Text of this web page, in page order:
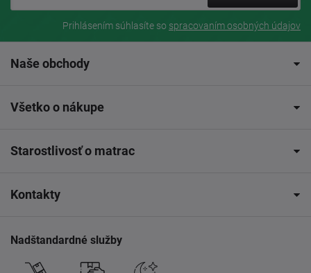
Prihlásením súhlasíte so spracovaním osobných údajov
Naše obchody
Všetko o nákupe
Starostlivosť o matrac
Kontakty
Nadštandardné služby